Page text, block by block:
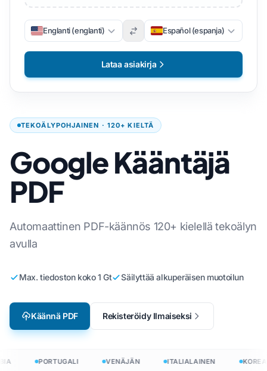
TEKOÄLYPOHJAINEN · 120+ KIELTÄ
Google Kääntäjä
PDF
Automaattinen PDF-käännös 120+ kielellä tekoälyn
avulla
Max. tiedoston koko 1 Gt Säilyttää alkuperäisen muotoilun
Käännä PDF Rekisteröidy Ilmaiseksi
Englanti (englanti) Español (espanja)
Lataa asiakirja
PORTUGALI VENÄJÄN ITALIALAINEN